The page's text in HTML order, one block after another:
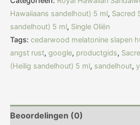
Hawaiiaans sandelhout) 5 ml, Sacred
sandelhout) 5 ml, Single Oliën
Tags: cedarwood melatonine slapen
angst rust, google, productgids,
(Heilig sandelhout) 5 ml, sandelhout,
Beoordelingen (0)